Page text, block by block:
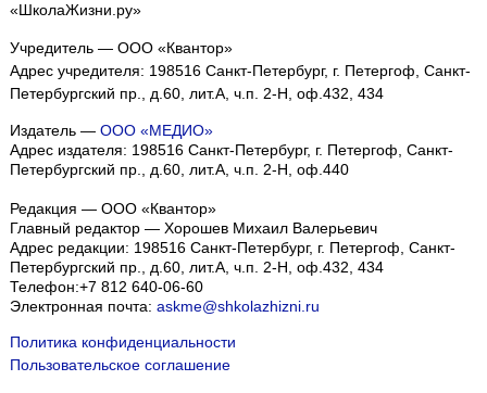
«ШколаЖизни.ру»
Учредитель — ООО «Квантор»
Адрес учредителя: 198516 Санкт-Петербург, г. Петергоф, Санкт-
Петербургский пр., д.60, лит.А, ч.п. 2-Н, оф.432, 434
Издатель — ООО «МЕДИО»
Адрес издателя: 198516 Санкт-Петербург, г. Петергоф, Санкт-
Петербургский пр., д.60, лит.А, ч.п. 2-Н, оф.440
Редакция — ООО «Квантор»
Главный редактор — Хорошев Михаил Валерьевич
Адрес редакции: 198516 Санкт-Петербург, г. Петергоф Санкт-
Петербургский пр., д.60, лит.А, ч.п. 2-Н, оф.432, 434
Телефон:+7 812 640-06-60
Электронная почта: askme@shkolazhizni.ru
Политика конфиденциальности
Пользовательское соглашение